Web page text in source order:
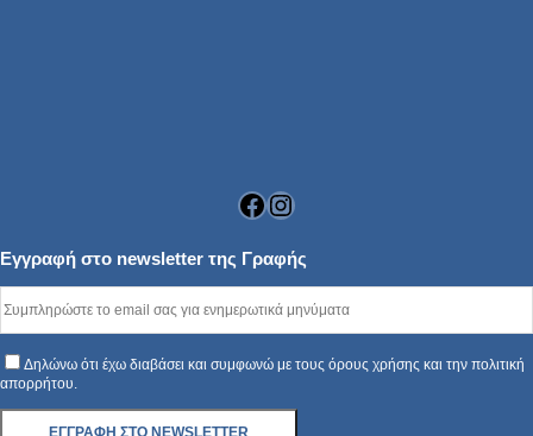
Facebook
Instagram
Εγγραφή στο newsletter της Γραφής
Δηλώνω ότι έχω διαβάσει και συμφωνώ με τους όρους χρήσης και την πολιτική
απορρήτου.